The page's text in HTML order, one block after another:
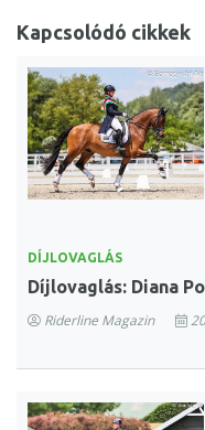
Kapcsolódó cikkek
DÍJLOVAGLÁS
Díjlovaglás: Diana
Riderline Magazin